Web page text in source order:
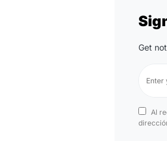
Get
Al